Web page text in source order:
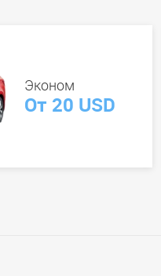
Эконом
От 20 USD